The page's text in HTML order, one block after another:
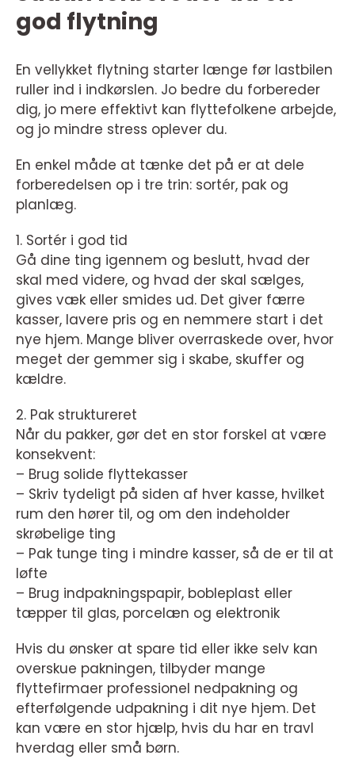
god flytning
En vellykket flytning starter længe før lastbilen
ruller ind i indkørslen. Jo bedre du forbereder
dig, jo mere effektivt kan flyttefolkene arbejde,
og jo mindre stress oplever du.
En enkel måde at tænke det på er at dele
forberedelsen op i tre trin: sortér, pak og
planlæg.
1. Sortér i god tid
Gå dine ting igennem og beslutt, hvad der
skal med videre, og hvad der skal sælges,
gives væk eller smides ud. Det giver færre
kasser, lavere pris og en nemmere start i det
nye hjem. Mange bliver overraskede over, hvor
meget der gemmer sig i skabe, skuffer og
kældre.
2. Pak struktureret
Når du pakker, gør det en stor forskel at være
konsekvent:
– Brug solide flyttekasser
– Skriv tydeligt på siden af hver kasse, hvilket
rum den hører til, og om den indeholder
skrøbelige ting
– Pak tunge ting i mindre kasser, så de er til at
løfte
– Brug indpakningspapir, bobleplast eller
tæpper til glas, porcelæn og elektronik
Hvis du ønsker at spare tid eller ikke selv kan
overskue pakningen, tilbyder mange
flyttefirmaer professionel nedpakning og
efterfølgende udpakning i dit nye hjem. Det
kan være en stor hjælp, hvis du har en travl
hverdag eller små børn.